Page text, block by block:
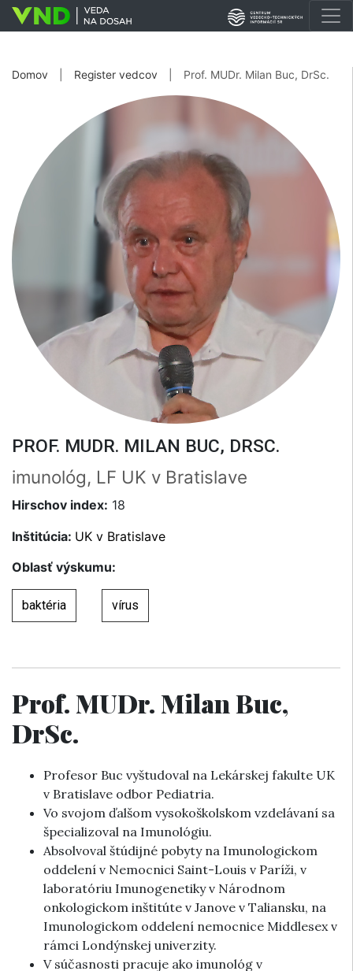
Domov Register vedcov Prof. MUDr. Milan Buc, DrSc.
PROF. MUDR. MILAN BUC, DRSC.
imunológ, LF UK v Bratislave
Hirschov index: 18
Inštitúcia: UK v Bratislave
Oblasť výskumu:
baktéria vírus
Prof. MUDr. Milan Buc,
DrSc.
Profesor Buc vyštudoval na Lekárskej fakulte UK
v Bratislave odbor Pediatria.
Vo svojom ďalšom vysokoškolskom vzdelávaní sa
špecializoval na Imunológiu.
Absolvoval štúdijné pobyty na Imunologickom
oddelení v Nemocnici Saint-Louis v Paríži, v
laboratóriu Imunogenetiky v Národnom
onkologickom inštitúte v Janove v Taliansku, na
Imunologickom oddelení nemocnice Middlesex v
rámci Londýnskej univerzity.
V súčasnosti pracuje ako imunológ v